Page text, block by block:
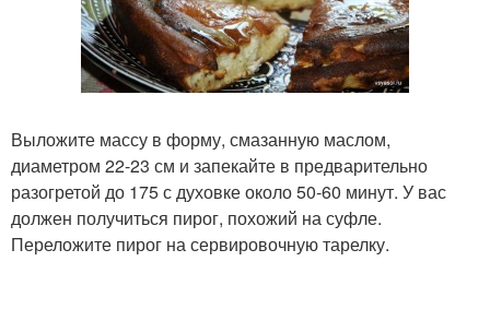
Выложите массу в форму, смазанную маслом,
диаметром 22-23 см и запекайте в предварительно
разогретой до 175 с духовке около 50-60 минут. У вас
должен получиться пирог, похожий на суфле.
Переложите пирог на сервировочную тарелку.